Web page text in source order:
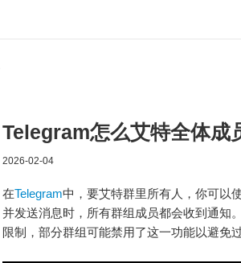
Telegram怎么艾特全体成
2026-02-04
在Telegram中，要艾特群里所有人，你可以
并发送消息时，所有群组成员都会收到通知
限制，部分群组可能禁用了这一功能以避免过